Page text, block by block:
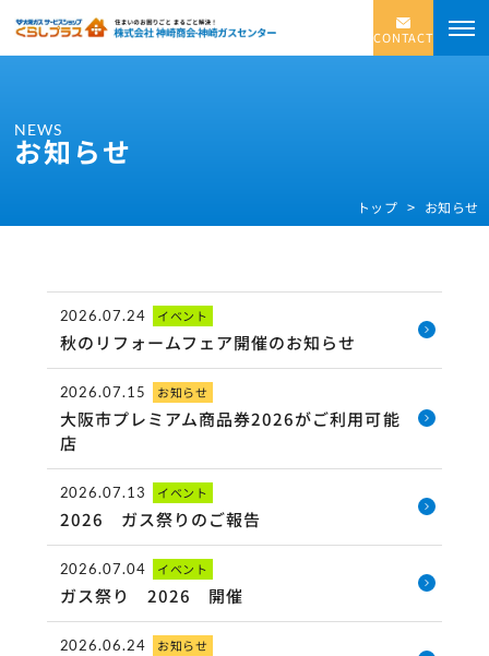
CONTACT
NEWS
お知らせ
トップ お知らせ
2026.07.24 イベント
秋のリフォームフェア開催のお知らせ
2026.07.15 お知らせ
大阪市プレミアム商品券2026がご利用可能
店
2026.07.13 イベント
2026 ガス祭りのご報告
2026.07.04 イベント
ガス祭り 2026 開催
2026.06.24 お知らせ